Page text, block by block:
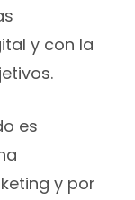
y con la
es
y por